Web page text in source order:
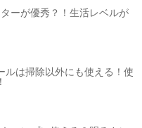
ーが優秀？！生活レベルが
ルは掃除以外にも使える！使